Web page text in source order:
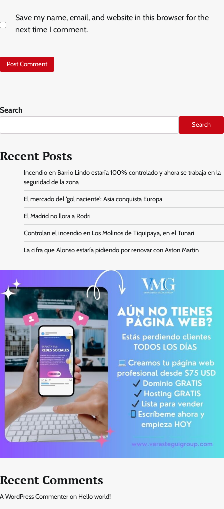
Save my name, email, and website in this browser for the
next time I comment.
Search
Search
Recent Posts
Incendio en Barrio Lindo estaría 100% controlado y ahora se trabaja en la
seguridad de la zona
El mercado del ‘gol naciente’: Asia conquista Europa
El Madrid no llora a Rodri
Controlan el incendio en Los Molinos de Tiquipaya, en el Tunari
La cifra que Alonso estaría pidiendo por renovar con Aston Martin
Recent Comments
A WordPress Commenter on Hello world!